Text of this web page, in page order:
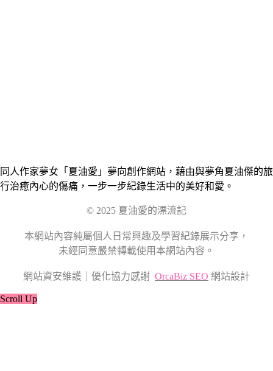
同人作家夢女「夏油愛」夢向創作網站，藉由與夢角夏油傑的旅
行治癒內心的傷痛，一步一步紀錄生活中的美好和愛。
© 2025 夏油愛的漂流記
本網站內容純屬個人日常興趣及學習紀錄展示分享，
未經同意嚴禁轉載使用本網站內容。
網站資安維護｜優化協力感謝 OrcaBiz SEO 網站設計
Scroll Up